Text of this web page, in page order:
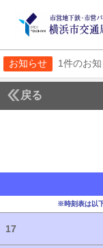
お知らせ 1件のお
戻る
※時刻表は以
17